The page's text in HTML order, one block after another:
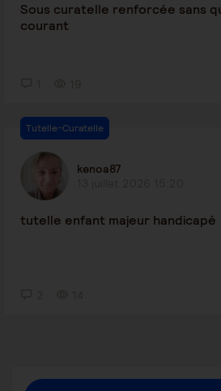
Sous curatelle renforcée sans
courant
Tutelle-Curatelle
kenoa87
tutelle enfant majeur handicapé